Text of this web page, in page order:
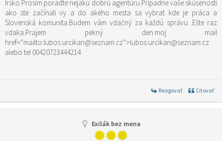
Írsko.Prosím poradte nejakú dobrú agentúru.Prípadne vaše skúsenosti
ako ste začínali vy a do akého mesta sa vybrat kde je práca a
Slovenská komunita.Budem vám vdačný za každú správu .Ešte raz
vdaka.Prajem pekný den.moj mail
href=“mailto:lubos.urcikan@seznam.cz“>lubos.urcikan@seznam.cz
alebo tel 00420723444214
Reagovať Citovať
Exilák bez mena